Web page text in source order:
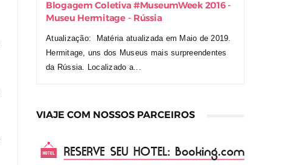
Blogagem Coletiva ‪#‎MuseumWeek‬ 2016 -
Museu Hermitage - Rússia
Atualização: Matéria atualizada em Maio de 2019.
Hermitage, uns dos Museus mais surpreendentes
da Rússia. Localizado a...
VIAJE COM NOSSOS PARCEIROS